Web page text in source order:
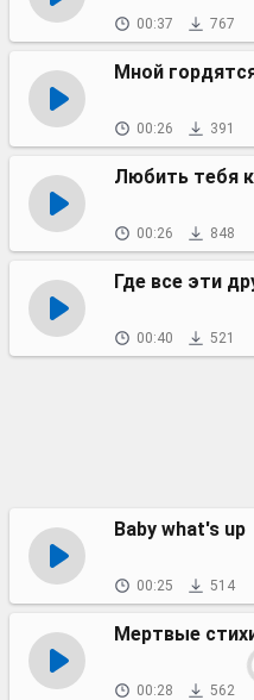
00:37 767
Мной
00:26 391
Любить тебя
00:26 848
Где все эти
00:40 521
Baby what's up
00:25 514
Мертвые
00:28 562